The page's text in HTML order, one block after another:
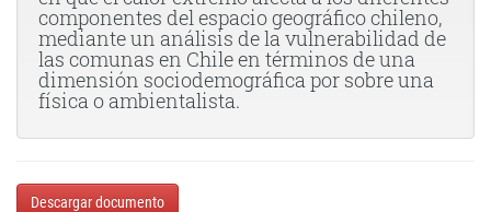
componentes del espacio geográfico chileno,
mediante un análisis de la vulnerabilidad de
las comunas en Chile en términos de una
dimensión sociodemográfica por sobre una
física o ambientalista.
Descargar documento